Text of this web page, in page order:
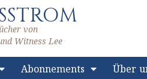
von
Witness Lee
Abonnements Über